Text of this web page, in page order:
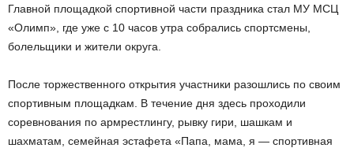
Главной площадкой спортивной части праздника стал МУ МСЦ
«Олимп», где уже с 10 часов утра собрались спортсмены,
болельщики и жители округа.
После торжественного открытия участники разошлись по своим
спортивным площадкам. В течение дня здесь проходили
соревнования по армрестлингу, рывку гири, шашкам и
шахматам, семейная эстафета «Папа, мама, я — спортивная